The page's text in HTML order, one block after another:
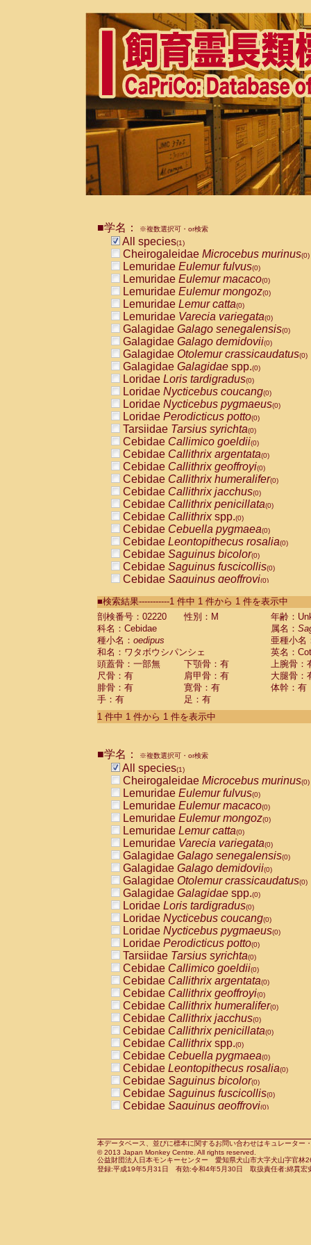
■学名： ※複数選択可・or検索
All species(1)
Cheirogaleidae Microcebus murinus(0)
Lemuridae Eulemur fulvus(0)
Lemuridae Eulemur macaco(0)
Lemuridae Eulemur mongoz(0)
Lemuridae Lemur catta(0)
Lemuridae Varecia variegata(0)
Galagidae Galago senegalensis(0)
Galagidae Galago demidovii(0)
Galagidae Otolemur crassicaudatus(0)
Galagidae Galagidae spp.(0)
Loridae Loris tardigradus(0)
Loridae Nycticebus coucang(0)
Loridae Nycticebus pygmaeus(0)
Loridae Perodicticus potto(0)
Tarsiidae Tarsius syrichta(0)
Cebidae Callimico goeldii(0)
Cebidae Callithrix argentata(0)
Cebidae Callithrix geoffroyi(0)
Cebidae Callithrix humeralifer(0)
Cebidae Callithrix jacchus(0)
Cebidae Callithrix penicillata(0)
Cebidae Callithrixspp.(0)
Cebidae Cebuella pygmaea(0)
Cebidae Leontopithecus rosalia(0)
Cebidae Saguinus bicolor(0)
Cebidae Saguinus fuscicollis(0)
Cebidae Saguinus geoffroyi(0)
CebidaeSaguinus labiatus(0)
Cebidae Saguinus leucopus (0)
Cebidae
Cebidae
CebidaeSaguinus nigricollis (0)
Cebidae Saguinus oedipus
Cebidae Saguinus weddelli
Cebidae Saguinusspp.
Cebidae Aotus trivirgatus
Cebidae Cebus albifrons
CebidaeCebus nigrivittatus
CebidaeCebus
CebidaeSaimiri boliviensis(0)
CebidaeSaimiri sciureus(0)
AtelidaeAlouatta caraya(0)
AtelidaeAlouatta fusca(0)
AtelidaeAlouatta seniculus
AtelidaeAlouattaspp.(0)
AtelidaeAteles belzebuth(0)
AtelidaeAteles geoffroyi(0)
AtelidaeAteles paniscus(0)
AtelidaeAtelesspp.(0)
Atelidae Lagothrix lagothricha
AtelidaeLagothrix lagothricha cana
PitheciidaeCacajao calvus
PitheciidaeCallicebus cupreus
PitheciidaeCallicebus donacophilus
PitheciidaeCallicebus moloch
PitheciidaeCallicebus torquatus
PitheciidaeCallicebusspp.(0)
PitheciidaeChiropotes satanas(0)
PitheciidaePithecia monachus
PitheciidaePithecia pithecia(0)
CercopithecidaeCercocebus agilis
CercopithecidaeCercocebus
CercopithecidaeCercocebus
CercopithecidaeCercocebus
CercopithecidaeCercocebus
CercopithecidaeCercocebushybrid
CercopithecidaePapio anubis(0)
CercopithecidaePapio cynocephalus
CercopithecidaePapio hamadryas(0)
■検索結果-----------1 件中 1 件から 1 件を表示中
剖検番号：02220
性別：M
年齢：
科名：Cebidae
属名：
種小名： oedipus
亜種小名
和名：ワタボウシパンシェ
英名：
頭蓋骨：一部無
下顎骨：有
上腕骨：
尺骨：有
肩甲骨：有
大腿骨：
腓骨：有
寛骨：有
体幹：有
手：有
足：有
1 件中 1 件から 1 件を表示中
■学名： ※複数選択可・or検索
All species(1)
Cheirogaleidae Microcebus murinus(0)
Lemuridae Eulemur fulvus(0)
Lemuridae Eulemur macaco(0)
Lemuridae Eulemur mongoz(0)
Lemuridae Lemur catta(0)
Lemuridae Varecia variegata(0)
Galagidae Galago senegalensis(0)
Galagidae Galago demidovii(0)
Galagidae Otolemur crassicaudatus(0)
Galagidae Galagidae spp.(0)
Loridae Loris tardigradus(0)
Loridae Nycticebus coucang(0)
Loridae Nycticebus pygmaeus(0)
Loridae Perodicticus potto(0)
Tarsiidae Tarsius syrichta(0)
Cebidae Callimico goeldii(0)
Cebidae Callithrix argentata(0)
Cebidae Callithrix geoffroyi(0)
Cebidae Callithrix humeralifer(0)
Cebidae Callithrix jacchus(0)
Cebidae Callithrix penicillata(0)
Cebidae Callithrixspp.(0)
Cebidae Cebuella pygmaea(0)
Cebidae Leontopithecus rosalia(0)
Cebidae Saguinus bicolor(0)
Cebidae Saguinus fuscicollis(0)
Cebidae Saguinus geoffroyi(0)
CebidaeSaguinus leucopus(0)
CebidaeSaguinus midas(0)
Cebidae Saguinus mystax(0)
本データベース、並びに標本に関するお問い合わせはキュレータ
© 2013 Japan Monkey Centre. All rights reserved.
公益財団法人日本モンキーセンター 愛知県犬山市大字犬山字官
登録:平成19年5月31日 有効:令和4年5月30日 取扱責任者:綿貫宏